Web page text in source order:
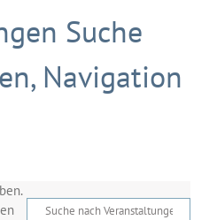
Suche
Navigation